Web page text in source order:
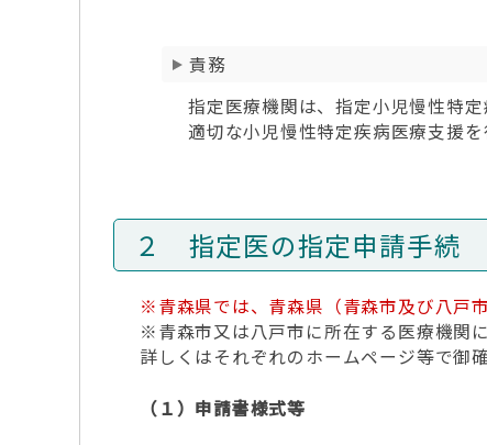
責務
指定医療機関は、指定小児慢性特
適切な小児慢性特定疾病医療支援を
２ 指定医の指定申請手続
※青森県では、青森県（青森市及び八戸
※青森市又は八戸市に所在する医療機関
詳しくはそれぞれのホームページ等で御
（１）申請書様式等